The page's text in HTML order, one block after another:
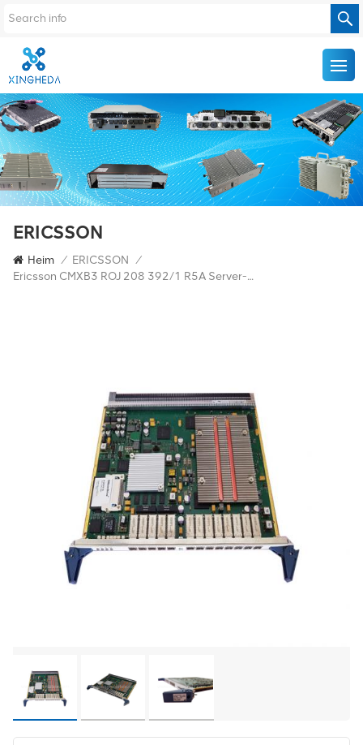
ERICSSON
Heim / ERICSSON /
Ericsson CMXB3 ROJ 208 392/1 R5A Server-Stromversorgungsmodul